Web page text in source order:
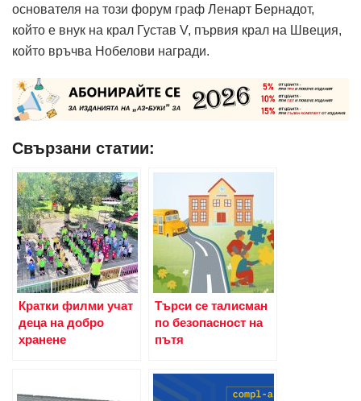
основателя на този форум граф Ленарт Бернадот,
който е внук на крал Густав V, първия крал на Швеция,
който връчва Нобелови награди.
Свързани статии:
Кратки филми учат
деца на добро
хранене
Търси се талисман
по безопасност на
пътя